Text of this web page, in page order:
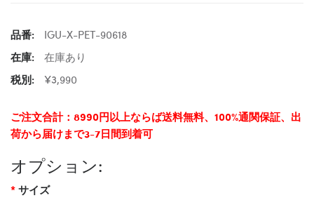
品番:
IGU-X-PET-90618
在庫:
在庫あり
税別:
¥3,990
ご注文合計：8990円以上ならば送料無料、100%通関保証、出
荷から届けまで3-7日間到着可
オプション:
サイズ